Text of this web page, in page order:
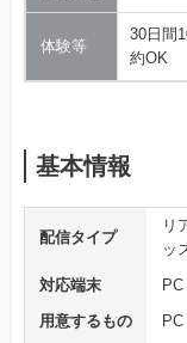
体験等
30日間
約OK
基本情報
配信タイプ
リ
ッ
対応端末
用意するもの